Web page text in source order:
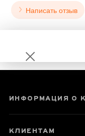
Написать отзыв
ИНФОРМАЦИЯ О
КЛИЕНТАМ